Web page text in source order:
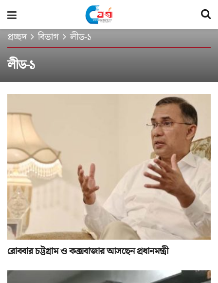
প্রচ্ছদ বিভাগ লীড-১
লীড-১
রোববার চট্টগ্রাম ও কক্সবাজার আসছেন প্রধানমন্ত্রী